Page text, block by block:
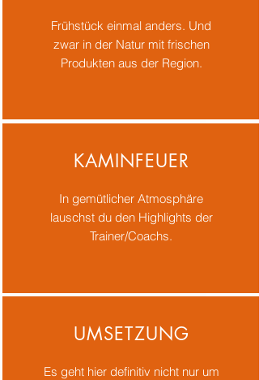
Frühstück einmal anders. Und
zwar in der Natur mit frischen
Produkten aus der Region.
KAMINFEUER
In gemütlicher Atmosphäre
lauschst du den Highlights der
Trainer/Coachs.
UMSETZUNG
Es geht hier definitiv nicht nur um